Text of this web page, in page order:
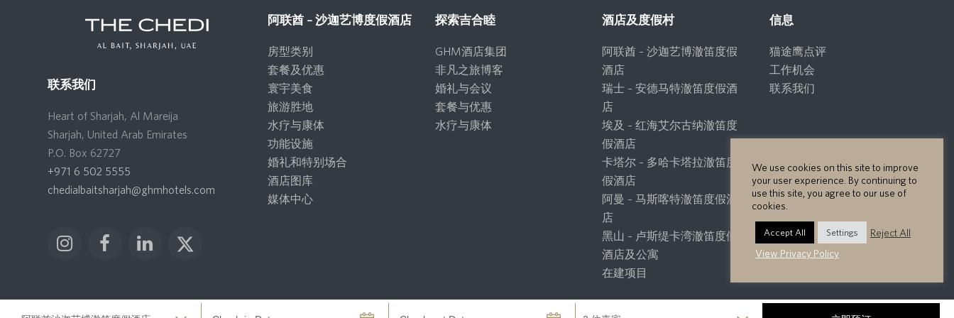
联系我们
Heart of Sharjah, Al Mareija
Sharjah, United Arab Emirates
P.O. Box 62727
+971 6 502 5555
chedialbaitsharjah@ghmhotels.com
I
t
F
e
L
k
X
i
阿联酋 – 沙迦艺博度假酒店
房型类别
套餐及优惠
寰宇美食
旅游胜地
水疗与康体
功能设施
婚礼和特别场合
酒店图库
媒体中心
探索吉合睦
GHM酒店集团
非凡之旅博客
婚礼与会议
套餐与优惠
水疗与康体
酒店及度假村
阿联酋 – 沙迦艺博澈笛度假
酒店
瑞士 – 安德马特澈笛度假酒
店
埃及 – 红海艾尔古纳澈笛度
假酒店
卡塔尔 – 多哈卡塔拉澈笛度
假酒店
阿曼 – 马斯喀特澈笛度假酒
店
黑山 – 卢斯缇卡湾澈笛度假
酒店及公寓
在建项目
信息
猫途鹰点评
工作机会
联系我们
We use cookies on this site to improve
your user experience. By continuing to
use this site, you agree to our use of
cookies.
Accept All Settings
Reject All
View Privacy Policy